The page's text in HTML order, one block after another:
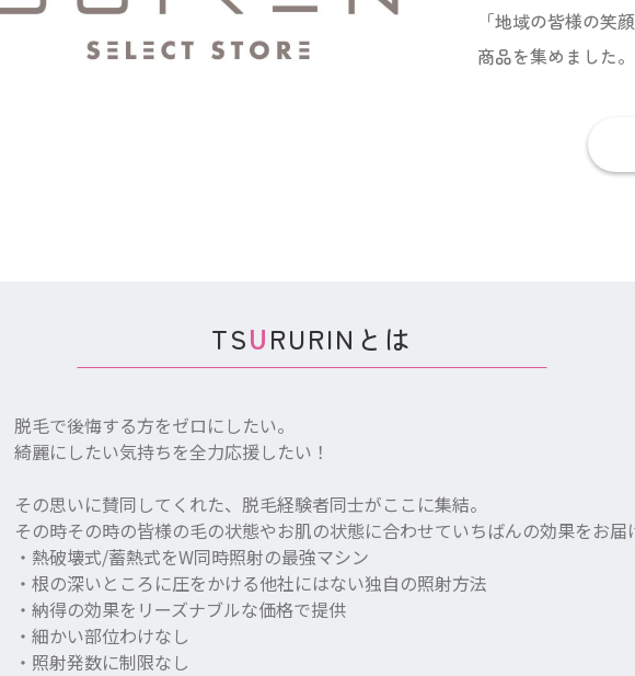
「地域の皆様の笑
商品を集めました。
TSURURINとは
脱毛で後悔する方をゼロにしたい。
綺麗にしたい気持ちを全力応援したい！
その思いに賛同してくれた、脱毛経験者同士がここに集結。
その時その時の皆様の毛の状態やお肌の状態に合わせていちばんの効果をお届
・熱破壊式/蓄熱式をW同時照射の最強マシン
・根の深いところに圧をかける他社にはない独自の照射方法
・納得の効果をリーズナブルな価格で提供
・細かい部位わけなし
・照射発数に制限なし